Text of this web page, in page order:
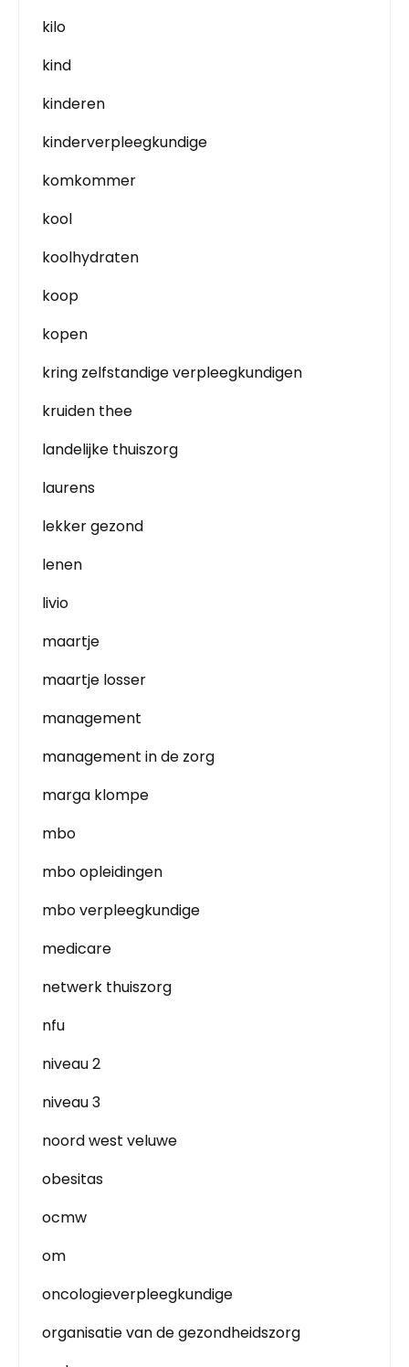
kilo
kind
kinderen
kinderverpleegkundige
komkommer
kool
koolhydraten
koop
kopen
kring zelfstandige verpleegkundigen
kruiden thee
landelijke thuiszorg
laurens
lekker gezond
lenen
livio
maartje
maartje losser
management
management in de zorg
marga klompe
mbo
mbo opleidingen
mbo verpleegkundige
medicare
netwerk thuiszorg
nfu
niveau 2
niveau 3
noord west veluwe
obesitas
ocmw
om
oncologieverpleegkundige
organisatie van de gezondheidszorg